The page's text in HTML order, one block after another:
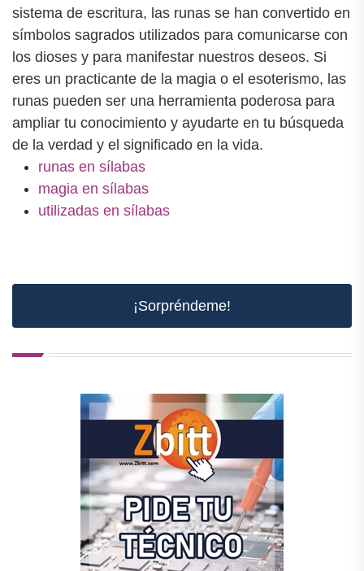
sistema de escritura, las runas se han convertido en
símbolos sagrados utilizados para comunicarse con
los dioses y para manifestar nuestros deseos. Si
eres un practicante de la magia o el esoterismo, las
runas pueden ser una herramienta poderosa para
ampliar tu conocimiento y ayudarte en tu búsqueda
de la verdad y el significado en la vida.
runas en sílabas
magia en sílabas
utilizadas en sílabas
¡Sorpréndeme!